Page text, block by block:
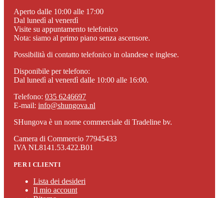
Aperto dalle 10:00 alle 17:00
Dal lunedì al venerdì
Visite su appuntamento telefonico
Nota: siamo al primo piano senza ascensore.
Possibilità di contatto telefonico in olandese e inglese.
Disponibile per telefono:
Dal lunedì al venerdì dalle 10:00 alle 16:00.
Telefono: 035 6246697
E-mail: info@shungova.nl
SHungova è un nome commerciale di Tradeline bv.
Camera di Commercio 77945433
IVA NL8141.53.422.B01
PER I CLIENTI
Lista dei desideri
Il mio account